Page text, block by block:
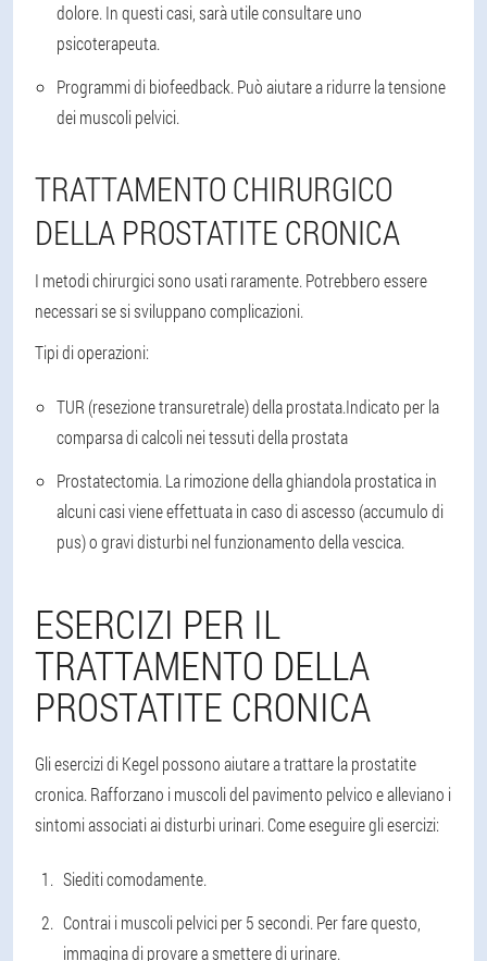
dolore. In questi casi, sarà utile consultare uno
psicoterapeuta.
Programmi di biofeedback. Può aiutare a ridurre la tensione
dei muscoli pelvici.
TRATTAMENTO CHIRURGICO
DELLA PROSTATITE CRONICA
I metodi chirurgici sono usati raramente. Potrebbero essere
necessari se si sviluppano complicazioni.
Tipi di operazioni:
TUR (resezione transuretrale) della prostata.Indicato per la
comparsa di calcoli nei tessuti della prostata
Prostatectomia. La rimozione della ghiandola prostatica in
alcuni casi viene effettuata in caso di ascesso (accumulo di
pus) o gravi disturbi nel funzionamento della vescica.
ESERCIZI PER IL
TRATTAMENTO DELLA
PROSTATITE CRONICA
Gli esercizi di Kegel possono aiutare a trattare la prostatite
cronica. Rafforzano i muscoli del pavimento pelvico e alleviano i
sintomi associati ai disturbi urinari. Come eseguire gli esercizi:
Siediti comodamente.
Contrai i muscoli pelvici per 5 secondi. Per fare questo,
immagina di provare a smettere di urinare.